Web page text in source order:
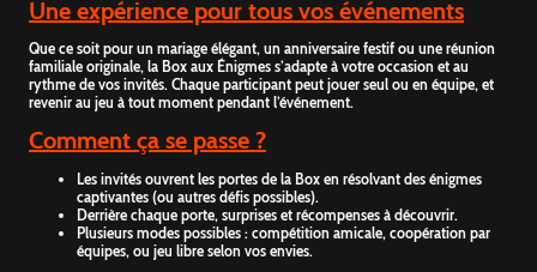
Une expérience pour tous vos événements
Que ce soit pour un mariage élégant, un anniversaire festif ou une réunion
familiale originale, la Box aux Énigmes s’adapte à votre occasion et au
rythme de vos invités. Chaque participant peut jouer seul ou en équipe, et
revenir au jeu à tout moment pendant l’événement.
Comment ça se passe ?
Les invités ouvrent les portes de la Box en résolvant des énigmes
captivantes (ou autres défis possibles).
Derrière chaque porte, surprises et récompenses à découvrir.
Plusieurs modes possibles : compétition amicale, coopération par
équipes, ou jeu libre selon vos envies.